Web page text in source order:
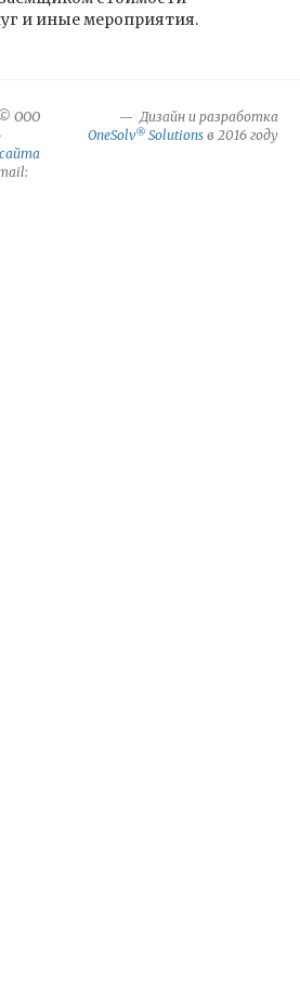
и иные мероприятия.
ООО
Дизайн и разработка
OneSolv® Solutions в 2016 году